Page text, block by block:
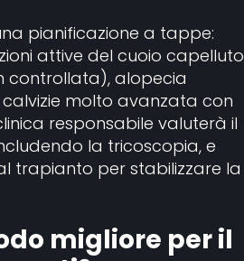
pianificazione a tappe:
attive del cuoio capelluto
controllata), alopecia
molto avanzata con
responsabile valuterà il
la tricoscopia, e
trapianto per stabilizzare la
migliore per il